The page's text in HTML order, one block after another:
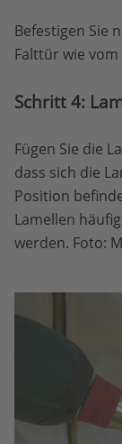
Befestigen Sie
Falttür wie
Schritt 4:
Fügen Sie die
dass sich die
Position
Lamellen
werden. Foto: